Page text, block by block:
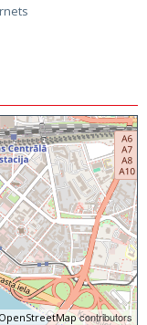
OpenStreetMapcontributors